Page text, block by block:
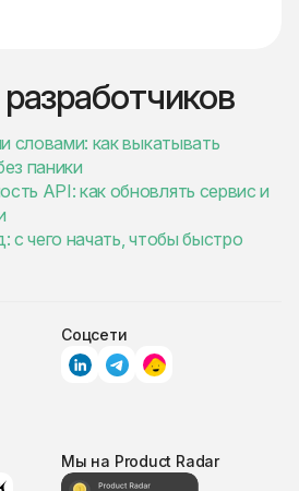
словами: как выкатывать
паники
API: как обновлять сервис и
с чего начать, чтобы быстро
Соцсети
Мы на Product Radar